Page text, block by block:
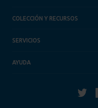
COLECCIÓN Y RECURSOS
SERVICIOS
AYUDA
Twitter